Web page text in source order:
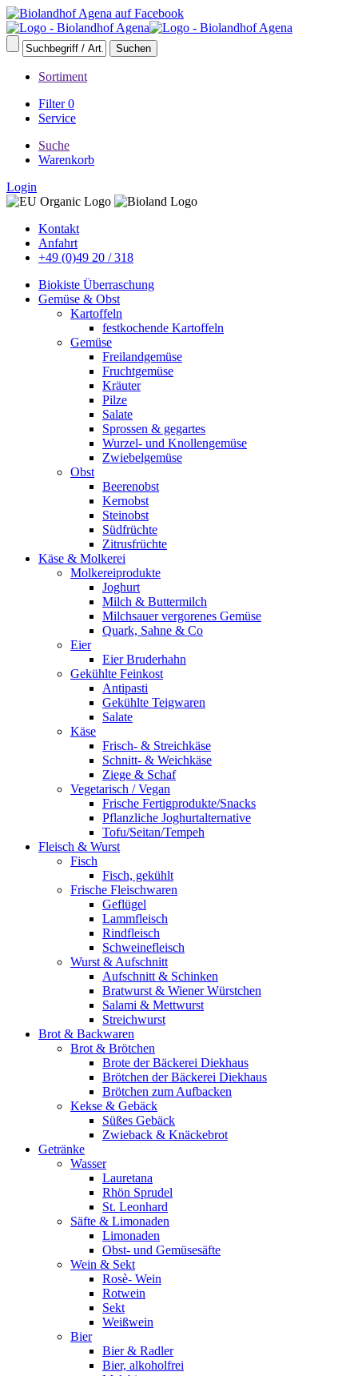
Sortiment
Filter 0
Service
Suche
Warenkorb
Login
Kontakt
Anfahrt
+49 (0)49 20 / 318
Biokiste Überraschung
Gemüse & Obst
Kartoffeln
festkochende Kartoffeln
Gemüse
Freilandgemüse
Fruchtgemüse
Kräuter
Pilze
Salate
Sprossen & gegartes
Wurzel- und Knollengemüse
Zwiebelgemüse
Obst
Beerenobst
Kernobst
Steinobst
Südfrüchte
Zitrusfrüchte
Käse & Molkerei
Molkereiprodukte
Joghurt
Milch & Buttermilch
Milchsauer vergorenes Gemüse
Quark, Sahne & Co
Eier
Eier Bruderhahn
Gekühlte Feinkost
Antipasti
Gekühlte Teigwaren
Salate
Käse
Frisch- & Streichkäse
Schnitt- & Weichkäse
Ziege & Schaf
Vegetarisch / Vegan
Frische Fertigprodukte/Snacks
Pflanzliche Joghurtalternative
Tofu/Seitan/Tempeh
Fleisch & Wurst
Fisch
Fisch, gekühlt
Frische Fleischwaren
Geflügel
Lammfleisch
Rindfleisch
Schweinefleisch
Wurst & Aufschnitt
Aufschnitt & Schinken
Bratwurst & Wiener Würstchen
Salami & Mettwurst
Streichwurst
Brot & Backwaren
Brot & Brötchen
Brote der Bäckerei Diekhaus
Brötchen der Bäckerei Diekhaus
Brötchen zum Aufbacken
Kekse & Gebäck
Süßes Gebäck
Zwieback & Knäckebrot
Getränke
Wasser
Lauretana
Rhön Sprudel
St. Leonhard
Säfte & Limonaden
Limonaden
Obst- und Gemüsesäfte
Wein & Sekt
Rosè- Wein
Rotwein
Sekt
Weißwein
Bier
Bier & Radler
Bier, alkoholfrei